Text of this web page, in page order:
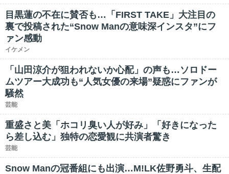
目黒蓮の不在に賛否も…「FIRST TAKE」大注目の
裏で投稿された“Snow Manの意味深インスタ”にフ
ァン感動
イケメン
「山田涼介が狙われないか心配」の声も…ソロドー
ムツアー大成功も“人気女優の来場”疑惑にファンが
騒然
芸能
重盛さと美「ホコリ臭い人が好み」「好きになった
ら差し込む」独特の恋愛観に共演者驚き
芸能
Snow Manの冠番組にも出演…M!LK佐野勇斗、生配